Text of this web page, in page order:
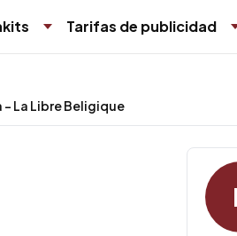
Tarifas de publicidad
- La Libre Beligique